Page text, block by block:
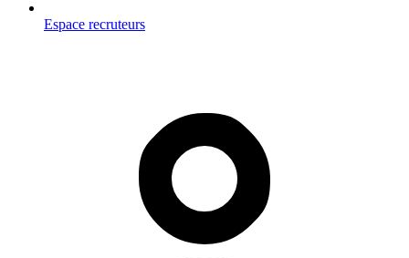
Espace recruteurs